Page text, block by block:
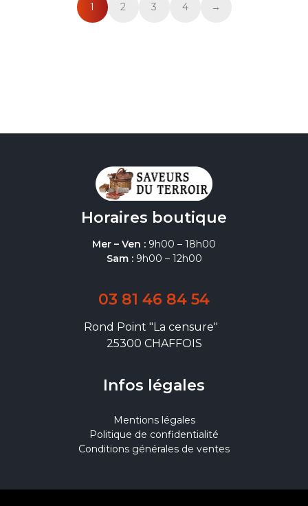
1 2 3 4 →
Horaires boutique
Mer – Ven : 9h00 – 18h00
Sam :9h00 – 12h00
03 81 46 84 54
Rond Point "La censure"
25300 CHAFFOIS
Infos légales
Mentions légales
Politique de confidentialité
Conditions générales de ventes